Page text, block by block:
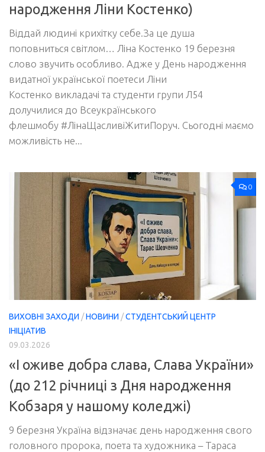
народження Ліни Костенко)
Віддай людині крихітку себе.За це душа
поповниться світлом… Ліна Костенко 19 березня
слово звучить особливо. Адже у День народження
видатної української поетеси Ліни
Костенко викладачі та студенти групи Л54
долучилися до Всеукраїнського
флешмобу #ЛінаЩасливіЖитиПоруч. Сьогодні маємо
можливість не...
0
ВИХОВНІ ЗАХОДИ /НОВИНИ /СТУДЕНТСЬКИЙ ЦЕНТР
ІНІЦІАТИВ
09.03.2026
«І оживе добра слава, Слава України»
(до 212 річниці з Дня народження
Кобзаря у нашому коледжі)
9 березня Україна відзначає день народження свого
головного пророка, поета та художника – Тараса